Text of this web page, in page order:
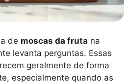
de moscas da fruta na
levanta perguntas. Essas
geralmente de forma
especialmente quando as